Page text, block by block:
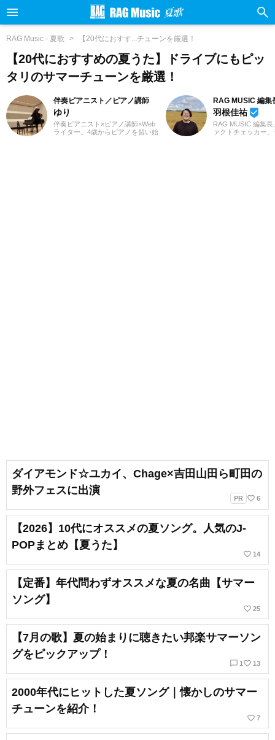
RAG Music - 夏歌 【20代におすす...チューンを厳選！
【20代におすすめの夏うた】ドライブにもピッ
タリのサマーチューンを厳選！
伴奏ピアニスト／ピアノ講師
ゆり
伴奏ピアニスト×ピアノ講師×Web
ライター。4歳からピアノを習い始
RAG MUSIC 編集
羽根佳祐 beenhere
RAG MUSIC 編集
ァクトチェッカー
ダイアモンド☆ユカイ、Chage×吉田山田ら町田の
野外フェスに出演
PR favorite_border 6
【2026】10代にオススメの夏ソング。人気のJ-
POPまとめ【夏うた】
favorite_border 14
【定番】年代問わずオススメな夏の名曲【サマー
ソング】
favorite_border 25
【7月の歌】夏の始まりに聴きたい邦楽サマーソン
グをピックアップ！
chat_bubble_outline 1 favorite_border 13
2000年代にヒットした夏ソング｜懐かしのサマー
チューンを紹介！
favorite_border 7